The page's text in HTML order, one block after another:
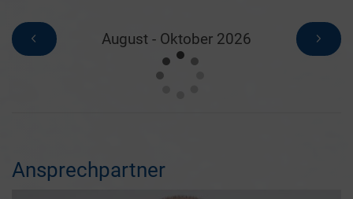
August - Oktober 2026
Ansprechpartner